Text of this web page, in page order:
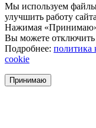
Мы используем
улучшить работу
Нажимая
Вы можете отключить
Подробнее: политика
cookie
Принимаю